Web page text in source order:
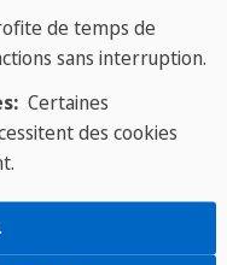
de temps de
sans interruption.
Certaines
des cookies